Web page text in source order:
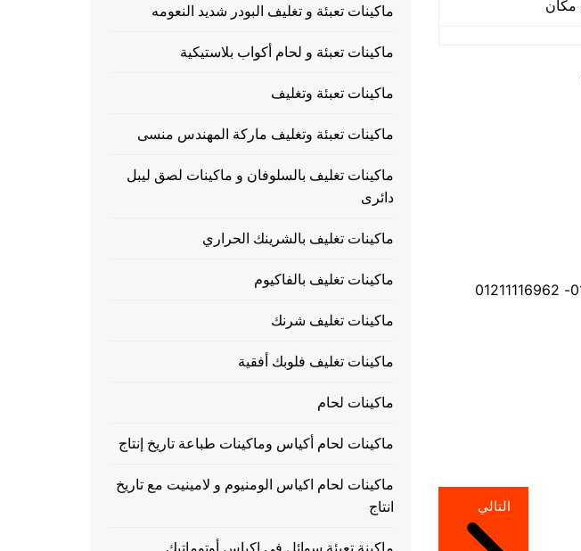
التالي
ماكينات تعبئة و تغليف البودر شديد النعومه
ماكينات تعبئة و لحام أكواب بلاستيكية
ماكينات تعبئة وتغليف
ماكينات تعبئة وتغليف ماركة المهندس منسى
ماكينات تغليف بالسلوفان و ماكينات لصق ليبل
دائرى
ماكينات تغليف بالشرينك الحراري
ماكينات تغليف بالفاكيوم
ماكينات تغليف شرنك
ماكينات تغليف فلوبك أفقية
ماكينات لحام
ماكينات لحام أكياس وماكينات طباعة تاريخ إنتاج
ماكينات لحام اكياس الومنيوم و لامينيت مع تاريخ
انتاج
ماكينة تعبئة سوائل فى اكياس أوتوماتيك